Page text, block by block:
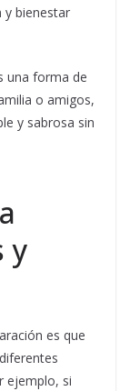
y bienestar
una forma de
o amigos,
y sabrosa sin
y
es que
ejemplo, si